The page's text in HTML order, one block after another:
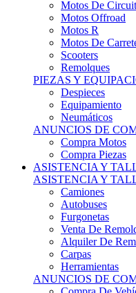
Motos R
Motos De
Scooters
Remolques
PIEZAS Y
Despieces
Equipamiento
Neumáticos
ANUNCIOS DE
Compra Motos
Compra Piezas
ASISTENCIA Y
ASISTENCIA Y
Camiones
Autobuses
Furgonetas
Venta De
Alquiler De
Carpas
Herramientas
ANUNCIOS DE
Compra De
Compra De